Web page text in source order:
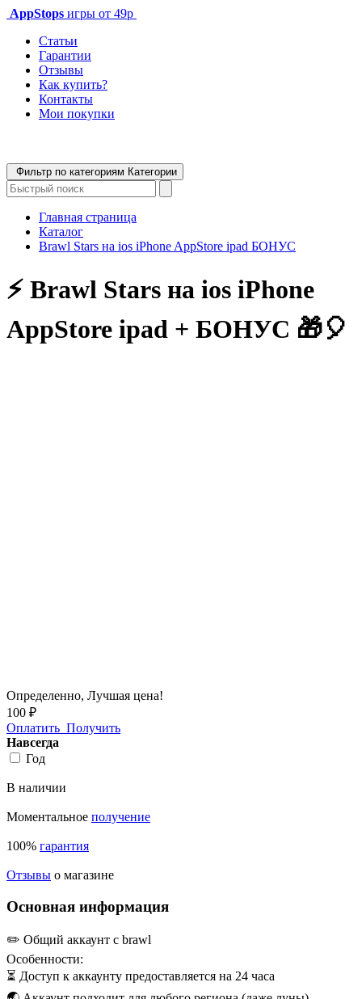
AppStops игры от 49р
Статьи
Гарантии
Отзывы
Как купить?
Контакты
Мои покупки
Фильтр по категориям Категории
Главная страница
Каталог
Brawl Stars на ios iPhone AppStore ipad БОНУС
⚡️ Brawl Stars на ios iPhone
AppStore ipad + БОНУС 🎁🎈
Определенно, Лучшая цена!
100 ₽
Оплатить Получить
Навсегда
Год
В наличии
Моментальное получение
100% гарантия
Отзывы о магазине
Основная информация
✏️ Общий аккаунт с brawl
Особенности:
⏳ Доступ к аккаунту предоставляется на 24 часа